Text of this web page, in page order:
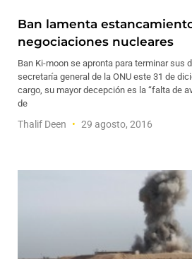
Ban lamenta
negociaciones nucleares
Ban Ki-moon se apronta para terminar sus
secretaría general de la ONU este 31 de
cargo, su mayor decepción es la “falta de
de
Thalif Deen 29 agosto, 2016